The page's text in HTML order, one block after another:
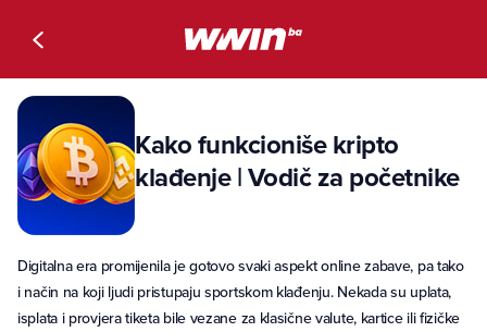
Kako funkcioniše kripto
klađenje | Vodič za početnike
Digitalna era promijenila je gotovo svaki aspekt online zabave, pa tako
i način na koji ljudi pristupaju sportskom klađenju. Nekada su uplata,
isplata i provjera tiketa bile vezane za klasične valute, kartice ili fizičke